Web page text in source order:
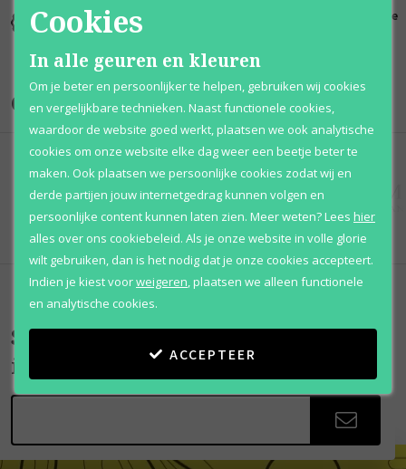
Kortingen
tot wel 70%
100% originele
Onze merken
Scherpe aanbiedingen
in je mailbox
Cookies
In alle geuren en kleuren
Om je beter en persoonlijker te helpen, gebruiken wij cookies
en vergelijkbare technieken. Naast functionele cookies,
waardoor de website goed werkt, plaatsen we ook analytische
cookies om onze website elke dag weer een beetje beter te
maken. Ook plaatsen we persoonlijke cookies zodat wij en
derde partijen jouw internetgedrag kunnen volgen en
persoonlijke content kunnen laten zien. Meer weten?Lees hier
alles over ons cookiebeleid. Als je onze website in volle glorie
wilt gebruiken, dan is het nodig dat je onze cookies accepteert.
Indien je kiest voorweigeren plaatsen we alleen functionele
en analytische cookies.
ACCEPTEER